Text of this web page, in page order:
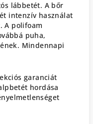
lábbetét. A bőr
intenzív használat
A polifoam
puha,
Mindennapi
garanciát
hordása